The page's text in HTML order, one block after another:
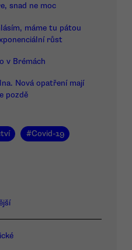
snad ne moc
máme tu pátou
růst
v Brémách
Nová opatření mají
pozdě
#Covid-19